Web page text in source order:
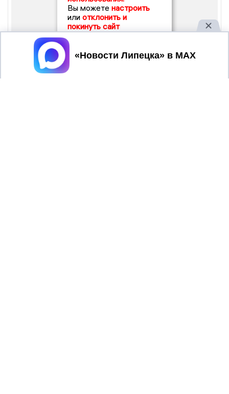
Вы можете настроить
или отклонить и
покинуть сайт
Принять